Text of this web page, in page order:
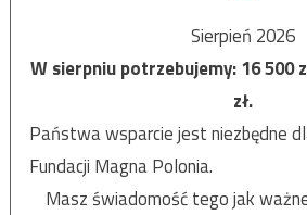
Sierpień 2026
W sierpniu potrzebujemy:16 500
zł.
Państwa wsparcie jest niezbędne
Fundacji Magna Polonia.
Masz świadomość tego jak